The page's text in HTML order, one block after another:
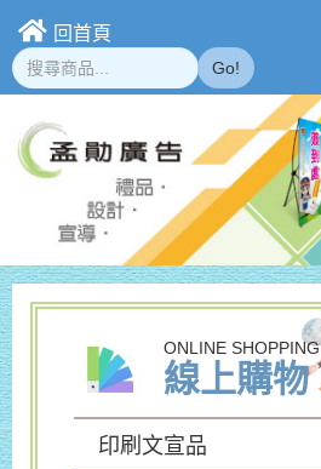
回首頁
Go!
ONLINE SHOPPING
線上購物
印刷文宣品